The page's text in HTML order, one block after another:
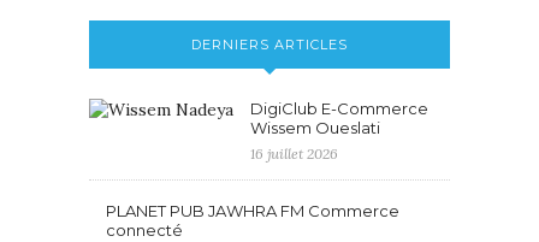
DERNIERS ARTICLES
DigiClub E-Commerce
Wissem Oueslati
16 juillet 2026
PLANET PUB JAWHRA FM Commerce
connecté